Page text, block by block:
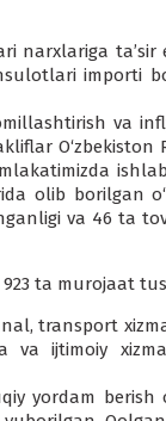
narxlariga
importi
va
O‘zbekiston
olib borilgan
va 46 ta
923 ta murojaat
transport
va ijtimoiy
yordam berish